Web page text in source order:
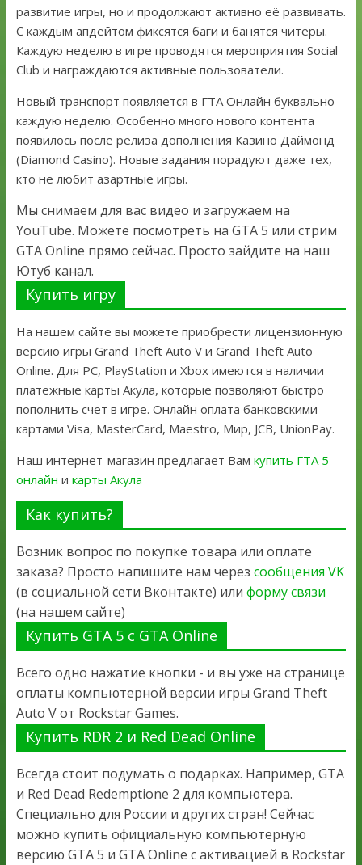
развитие игры, но и продолжают активно её развивать.
С каждым апдейтом фиксятся баги и банятся читеры.
Каждую неделю в игре проводятся мероприятия Social
Club и награждаются активные пользователи.
Новый транспорт появляется в ГТА Онлайн буквально
каждую неделю. Особенно много нового контента
появилось после релиза дополнения Казино Даймонд
(Diamond Casino). Новые задания порадуют даже тех,
кто не любит азартные игры.
Мы снимаем для вас видео и загружаем на
YouTube. Можете посмотреть на GTA 5 или стрим
GTA Online прямо сейчас. Просто зайдите на наш
Ютуб канал.
Купить игру
На нашем сайте вы можете приобрести лицензионную
версию игры Grand Theft Auto V и Grand Theft Auto
Online. Для PC, PlayStation и Xbox имеются в наличии
платежные карты Акула, которые позволяют быстро
пополнить счет в игре. Онлайн оплата банковскими
картами Visa, MasterCard, Maestro, Мир, JCB, UnionPay.
Наш интернет-магазин предлагает Вам купить ГТА 5
онлайн и карты Акула
Как купить?
Возник вопрос по покупке товара или оплате
заказа? Просто напишите нам через сообщения VK
(в социальной сети Вконтакте) или форму связи
(на нашем сайте)
Купить GTA 5 с GTA Online
Всего одно нажатие кнопки - и вы уже на странице
оплаты компьютерной версии игры Grand Theft
Auto V от Rockstar Games.
Купить RDR 2 и Red Dead Online
Всегда стоит подумать о подарках. Например, GTA
и Red Dead Redemptione 2 для компьютера.
Специально для России и других стран! Сейчас
можно купить официальную компьютерную
версию GTA 5 и GTA Online с активацией в Rockstar